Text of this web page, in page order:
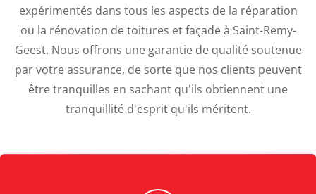
expérimentés dans tous les aspects de la réparation
ou la rénovation de toitures et façade à Saint-Remy-
Geest. Nous offrons une garantie de qualité soutenue
par votre assurance, de sorte que nos clients peuvent
être tranquilles en sachant qu'ils obtiennent une
tranquillité d'esprit qu'ils méritent.